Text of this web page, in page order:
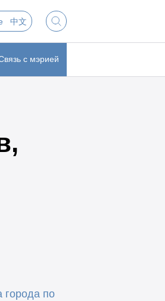
中文
с мэрией
города по